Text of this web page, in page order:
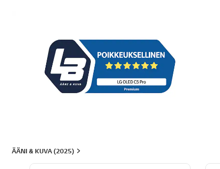
ÄÄNI & KUVA (2025)